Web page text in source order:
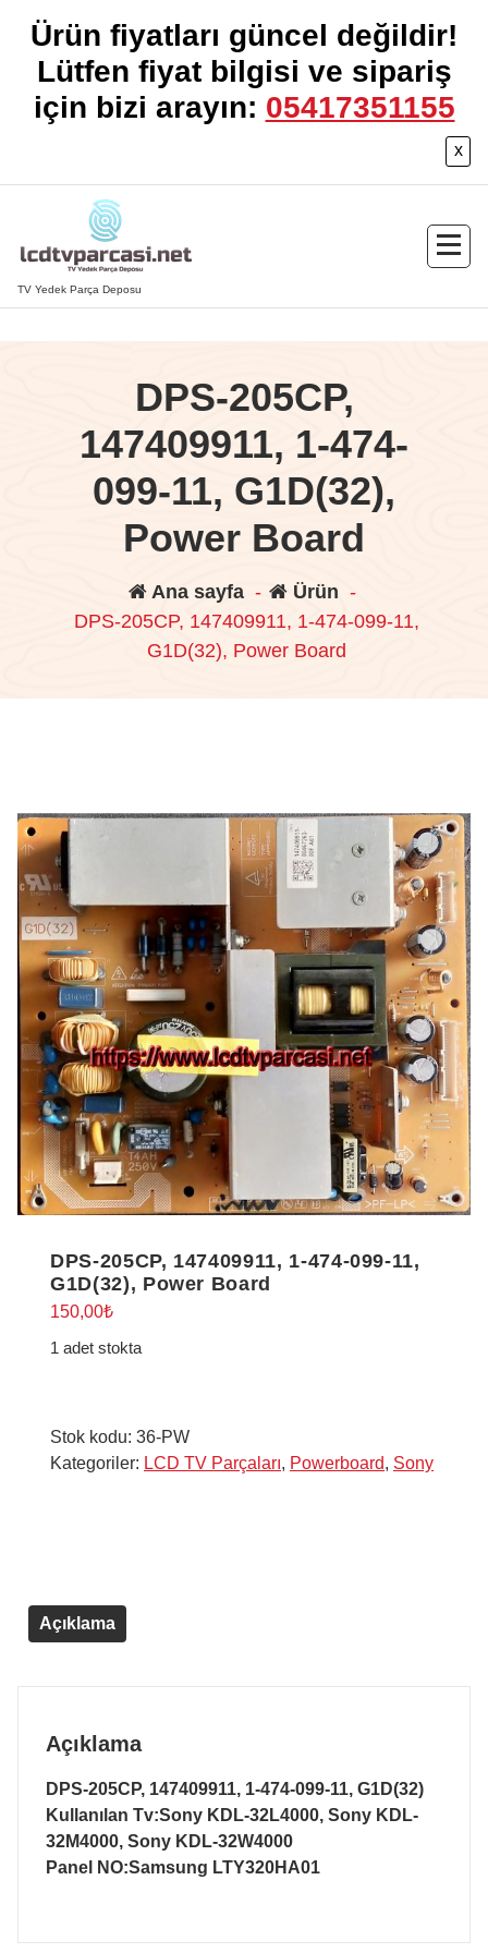
Ürün fiyatları güncel değildir!
Lütfen fiyat bilgisi ve sipariş
için bizi arayın: 05417351155
x
TV Yedek Parça Deposu
DPS-205CP,
147409911, 1-474-
099-11, G1D(32),
Power Board
Ana sayfa - Ürün -
DPS-205CP, 147409911, 1-474-099-11,
G1D(32), Power Board
DPS-205CP, 147409911, 1-474-099-11,
G1D(32), Power Board
150,00₺
1 adet stokta
Stok kodu: 36-PW
Kategoriler: LCD TV Parçaları, Powerboard, Sony
Açıklama
Açıklama
DPS-205CP, 147409911, 1-474-099-11, G1D(32)
Kullanılan Tv:Sony KDL-32L4000, Sony KDL-
32M4000, Sony KDL-32W4000
Panel NO:Samsung LTY320HA01